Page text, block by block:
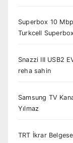
Superbox 10
Turkcell
Snazzi III USB2
reha sahin
Samsung TV
Yılmaz
TRT İkrar